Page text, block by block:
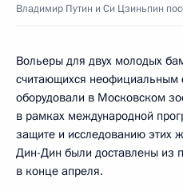
Владимир Путин и Си Цзиньпин
Вольеры для двух молодых
считающихся неофициальным
оборудовали в Московском
в рамках международной
защите и исследованию этих
Дин-Дин были доставлены из
в конце апреля.